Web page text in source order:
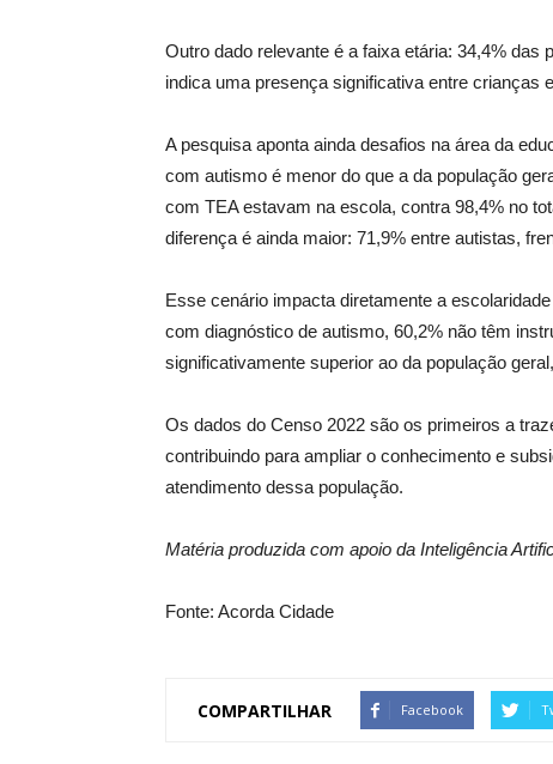
Outro dado relevante é a faixa etária: 34,4%
indica uma presença significativa entre crianças
A pesquisa aponta ainda desafios na área da
com autismo é menor do que a da população
com TEA estavam na escola, contra 98,4% no
diferença é ainda maior: 71,9% entre autistas,
Esse cenário impacta diretamente a
com diagnóstico de autismo, 60,2% não têm
significativamente superior ao da população
Os dados do Censo 2022 são os primeiros a
contribuindo para ampliar o conhecimento e
atendimento dessa população.
Matéria produzida com apoio da Inteligência
Fonte: Acorda Cidade
COMPARTILHAR Facebook